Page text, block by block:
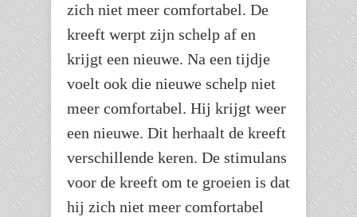
zich niet meer comfortabel. De
kreeft werpt zijn schelp af en
krijgt een nieuwe. Na een tijdje
voelt ook die nieuwe schelp niet
meer comfortabel. Hij krijgt weer
een nieuwe. Dit herhaalt de kreeft
verschillende keren. De stimulans
voor de kreeft om te groeien is dat
hij zich niet meer comfortabel